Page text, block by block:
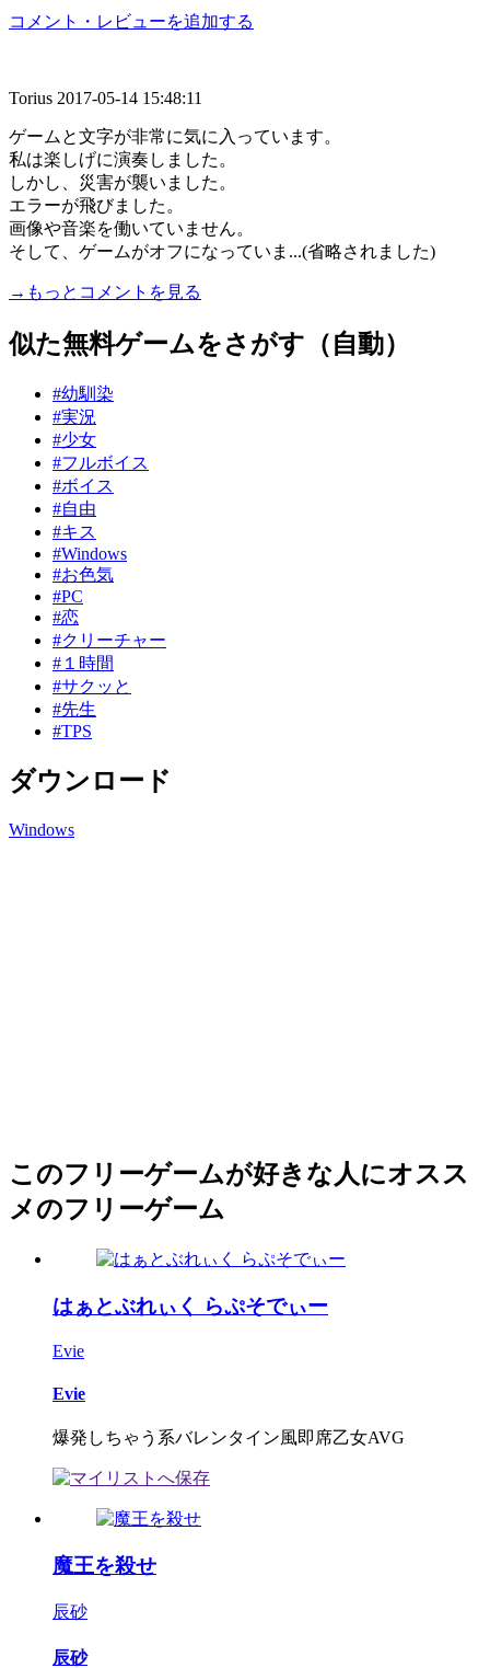
コメント・レビューを追加する
Torius 2017-05-14 15:48:11
ゲームと文字が非常に気に入っています。
私は楽しげに演奏しました。
しかし、災害が襲いました。
エラーが飛びました。
画像や音楽を働いていません。
そして、ゲームがオフになっていま...(省略されました)
→もっとコメントを見る
似た無料ゲームをさがす（自動）
#幼馴染
#実況
#少女
#フルボイス
#ボイス
#自由
#キス
#Windows
#お色気
#PC
#恋
#クリーチャー
#１時間
#サクッと
#先生
#TPS
ダウンロード
Windows
このフリーゲームが好きな人にオスス
メのフリーゲーム
はぁとぶれぃく らぷそでぃー
Evie
Evie
爆発しちゃう系バレンタイン風即席乙女AVG
魔王を殺せ
辰砂
辰砂